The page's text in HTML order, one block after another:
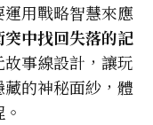
用戰略智慧來應
中找回失落的記
故事線設計，讓玩
的神秘面紗，體